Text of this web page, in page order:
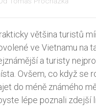
většina turistů
ve Vietnamu na
a turisty
Ovšem, co když se
do méně známého
lépe poznali zdejší